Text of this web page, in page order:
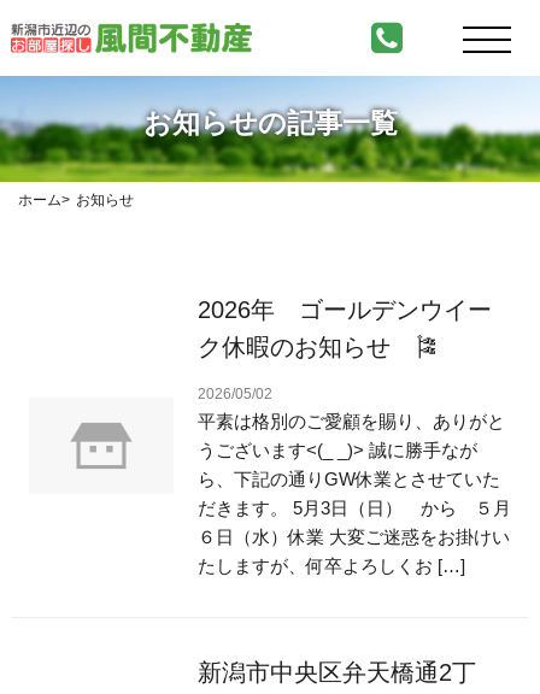
お知らせの記事一覧
ホーム お知らせ
2026年 ゴールデンウイー
ク休暇のお知らせ 🎏
2026/05/02
平素は格別のご愛顧を賜り、ありがと
うございます<(_ _)> 誠に勝手なが
ら、下記の通りGW休業とさせていた
だきます。 5月3日（日） から ５月
６日（水）休業 大変ご迷惑をお掛けい
たしますが、何卒よろしくお […]
新潟市中央区弁天橋通2丁